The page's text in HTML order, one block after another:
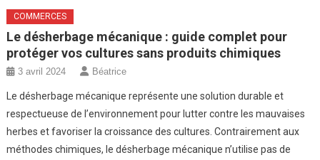
COMMERCES
Le désherbage mécanique : guide complet pour
protéger vos cultures sans produits chimiques
3 avril 2024 Béatrice
Le désherbage mécanique représente une solution durable et
respectueuse de l’environnement pour lutter contre les mauvaises
herbes et favoriser la croissance des cultures. Contrairement aux
méthodes chimiques, le désherbage mécanique n’utilise pas de